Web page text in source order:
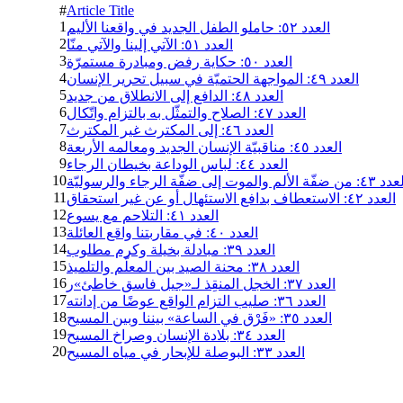
#Article Title
1
العدد ٥٢: حاملو الطفل الجديد في واقعنا الأليم
2
العدد ٥١: الآتي إلينا والآتي منّا
3
العدد ٥٠: حكاية رفض ومبادرة مستمرّة
4
العدد ٤٩: المواجهة الحتميّة في سبيل تحرير الإنسان
5
العدد ٤٨: الدافع إلى الانطلاق من جديد
6
العدد ٤٧: الصلاح والتمثّل به بالتزام واتّكال
7
العدد ٤٦: إلى المكترث غير المكترث
8
العدد ٤٥: مناقبيّة الإنسان الجديد ومعالمه الأربعة
9
العدد ٤٤: لباس الوداعة بخيطان الرجاء
10
العدد ٤٣: من ضفّة الألم والموت إلى ضفّة الرجاء والرسوليّة
11
العدد ٤٢: الاستعطاف بدافع الاستئهال أو عن غير استحقاق
12
العدد ٤١: التلاحم مع يسوع
13
العدد ٤٠: في مقاربتنا واقع العائلة
14
العدد ٣٩: مبادلة بخيلة وكرم مطلوب
15
العدد ٣٨: محنة الصيد بين المعلّم والتلميذ
16
العدد ٣٧: الخجل المنقِذ لـ«جيل فاسق خاطئ»ر
17
العدد ٣٦: صليب التزام الواقع عوضًا من إدانته
18
العدد ٣٥: «فَرْق في الساعة» بيننا وبين المسيح
19
العدد ٣٤: بلادة الإنسان وصراخ المسيح
20
العدد ٣٣: البوصلة للإبحار في مياه المسيح